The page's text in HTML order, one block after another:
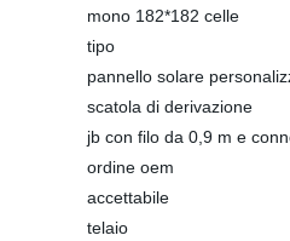
mono 182*182 celle
tipo
pannello solare
scatola di derivazione
jb con filo da 0,9 m e
ordine oem
accettabile
telaio